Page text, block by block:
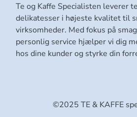
Te og Kaffe Specialisten leverer
delikatesser i højeste kvalitet til
virksomheder. Med fokus på
personlig service hjælper vi dig
hos dine kunder og styrke din
©2025 TE & KAFFE